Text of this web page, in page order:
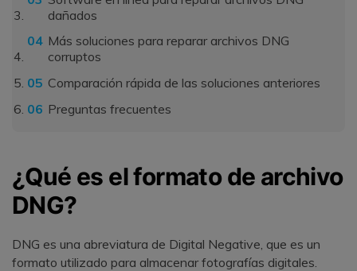
dañados
Más soluciones para reparar archivos DNG
corruptos
Comparación rápida de las soluciones anteriores
Preguntas frecuentes
¿Qué es el formato de archivo
DNG?
DNG es una abreviatura de Digital Negative, que es un
formato utilizado para almacenar fotografías digitales.